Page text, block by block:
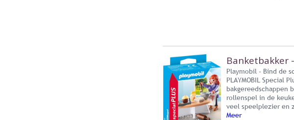
Banketbakker
Playmobil - Bind de
PLAYMOBIL Special
bakgereedschappen
rollenspel in de
veel speelplezier en
Meer